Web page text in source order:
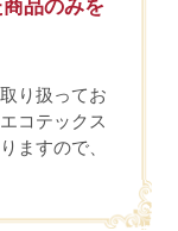
品のみを
り扱ってお
コテックス
ますので、